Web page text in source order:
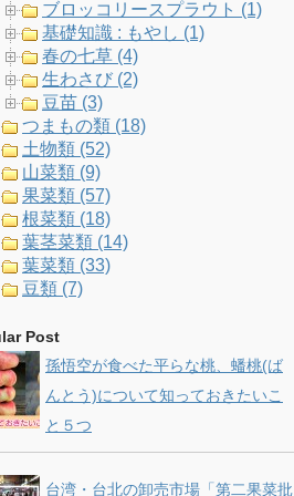
ブロッコリースプラウト (1)
基礎知識 : もやし (1)
春の七草 (4)
生わさび (2)
豆苗 (3)
つまもの類 (18)
土物類 (52)
山菜類 (9)
果菜類 (57)
根菜類 (18)
葉茎菜類 (14)
葉菜類 (33)
豆類 (7)
Post
孫悟空が食べた平らな桃、蟠桃(ば
んとう)について知っておきたいこ
と５つ
台湾・台北の卸売市場「第二果菜批